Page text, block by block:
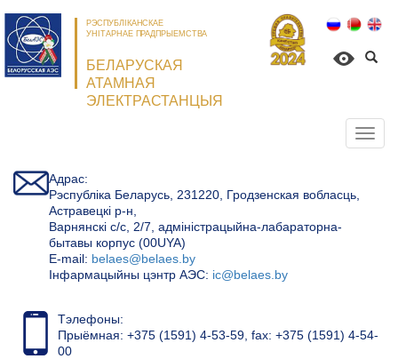
РЭСПУБЛІКАНСКАЕ
УНІТАРНАЕ ПРАДПРЫЕМСТВА
БЕЛАРУСКАЯ
АТАМНАЯ
ЭЛЕКТРАСТАНЦЫЯ
Адрас:
Рэспубліка Беларусь, 231220, Гродзенская вобласць,
Астравецкі р-н,
Варнянскі с/с, 2/7, адміністрацыйна-лабараторна-
бытавы корпус (00UYA)
Е-mail: belaes@belaes.by
Інфармацыйны цэнтр АЭС: ic@belaes.by
Тэлефоны:
Прыёмная: +375 (1591) 4-53-59, fax: +375 (1591) 4-54-
00